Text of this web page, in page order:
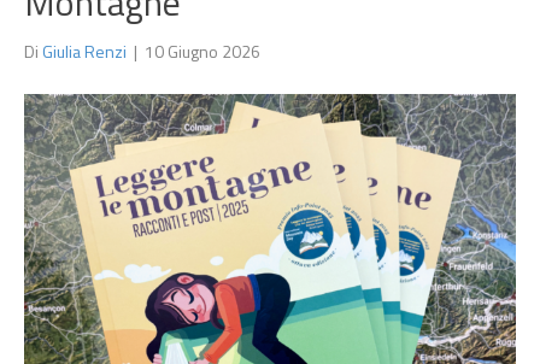
Di Giulia Renzi | 10 Giugno 2026